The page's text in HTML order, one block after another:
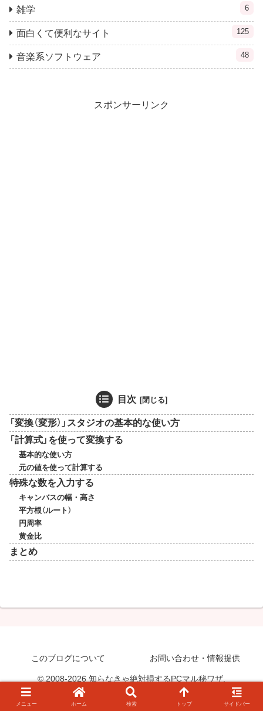
雑学 6
面白くて便利なサイト 125
音楽系ソフトウェア 48
スポンサーリンク
目次
「変換（変形）」スタジオの基本的な使い方
「計算式」を使って変換する
基本的な使い方
元の値を使って計算する
特殊な数を入力する
キャンバスの幅・高さ
平方根（ルート）
円周率
黄金比
まとめ
このブログについて お問い合わせ・情報提供
© 2008-2026 知らなきゃ絶対損するPCマル秘ワザ.
メニュー ホーム 検索 トップ サイドバー